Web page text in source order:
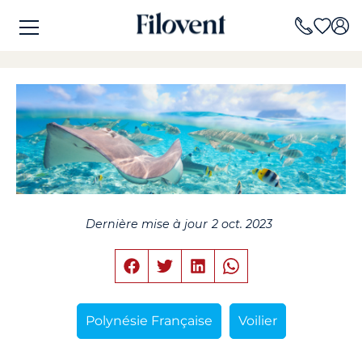
Dernière mise à jour 2 oct. 2023
Polynésie Française Voilier